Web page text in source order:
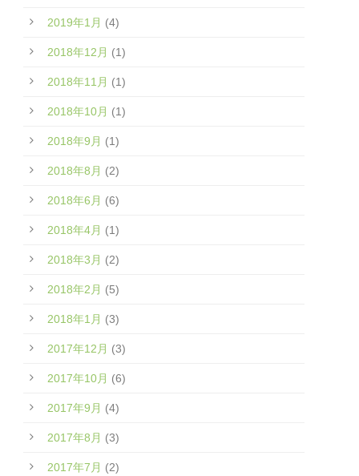
2019年1月 (4)
2018年12月 (1)
2018年11月 (1)
2018年10月 (1)
2018年9月 (1)
2018年8月 (2)
2018年6月 (6)
2018年4月 (1)
2018年3月 (2)
2018年2月 (5)
2018年1月 (3)
2017年12月 (3)
2017年10月 (6)
2017年9月 (4)
2017年8月 (3)
2017年7月 (2)